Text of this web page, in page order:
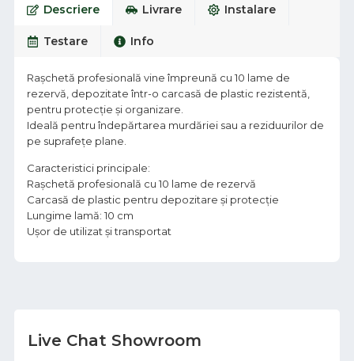
Live Chat Showroom
Descriere Livrare Instalare
Testare Info
Rașchetă profesională vine împreună cu 10 lame de
rezervă, depozitate într-o carcasă de plastic rezistentă,
pentru protecție și organizare.
Ideală pentru îndepărtarea murdăriei sau a reziduurilor de
pe suprafețe plane.
Caracteristici principale:
Rașchetă profesională cu 10 lame de rezervă
Carcasă de plastic pentru depozitare și protecție
Lungime lamă: 10 cm
Ușor de utilizat și transportat